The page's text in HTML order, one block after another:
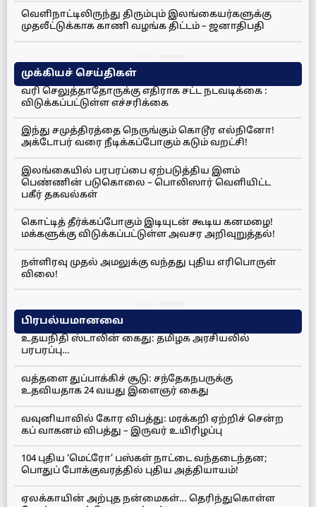
வெளிநாட்டிலிருந்து திரும்பும் இலங்கையர்களுக்கு
முதலீட்டுக்காக காணி வழங்க திட்டம் – ஜனாதிபதி
முக்கியச் செய்திகள்
வரி செலுத்தாதோருக்கு எதிராக சட்ட நடவடிக்கை :
விடுக்கப்பட்டுள்ள எச்சரிக்கை
இந்து சமுத்திரத்தை நெருங்கும் கொடூர எல்நினோ!
அக்டோபர் வரை நீடிக்கப்போகும் கடும் வறட்சி!
இலங்கையில் பரபரப்பை ஏற்படுத்திய இளம்
பெண்ணின் படுகொலை – பொலிஸார் வெளியிட்ட
பகீர் தகவல்கள்
கொட்டித் தீர்க்கப்போகும் இடியுடன் கூடிய கனமழை!
மக்களுக்கு விடுக்கப்பட்டுள்ள அவசர அறிவுறுத்தல்!
நள்ளிரவு முதல் அமலுக்கு வந்தது புதிய எரிபொருள்
விலை!
பிரபல்யமானவை
உதயநிதி ஸ்டாலின் கைது: தமிழக அரசியலில்
பரபரப்பு…
வத்தளை துப்பாக்கிச் சூடு: சந்தேகநபருக்கு
உதவியதாக 24 வயது இளைஞர் கைது
வவுனியாவில் கோர விபத்து: மரக்கறி ஏற்றிச் சென்ற
கப் வாகனம் விபத்து – இருவர் உயிரிழப்பு
104 புதிய ‘மெட்ரோ’ பஸ்கள் நாட்டை வந்தடைந்தன;
பொதுப் போக்குவரத்தில் புதிய அத்தியாயம்!
ஏலக்காயின் அற்புத நன்மைகள்… தெரிந்துகொள்ள